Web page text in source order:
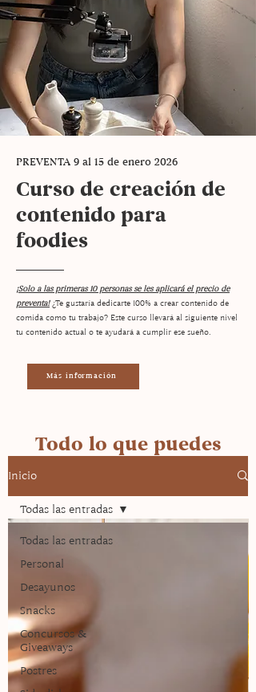
PREVENTA 9 al 15 de enero 2026
Curso de creación de
contenido para
foodies
¡Solo a las primeras 10 personas se les aplicará el precio de
preventa!¿Te gustaría dedicarte 100% a crear contenido de
comida como tu trabajo? Este curso llevará al siguiente nivel
tu contenido actual o te ayudará a cumplir ese sueño.
Más información
Todo lo que puedes
encontrar en la página
Inicio
Todas las entradas
Personal
Desayunos
Snacks
Concursos &
Giveaways
Postres
Todas las entradas